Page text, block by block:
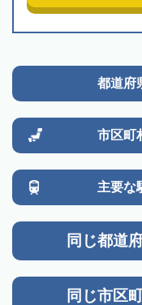
都道府
市区町
主要な
同じ都道
同じ市区